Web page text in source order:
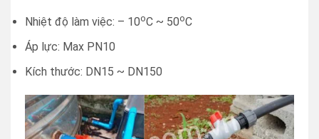
Nhiệt độ làm việc: – 10oC ~ 50oC
Áp lực: Max PN10
Kích thước: DN15 ~ DN150